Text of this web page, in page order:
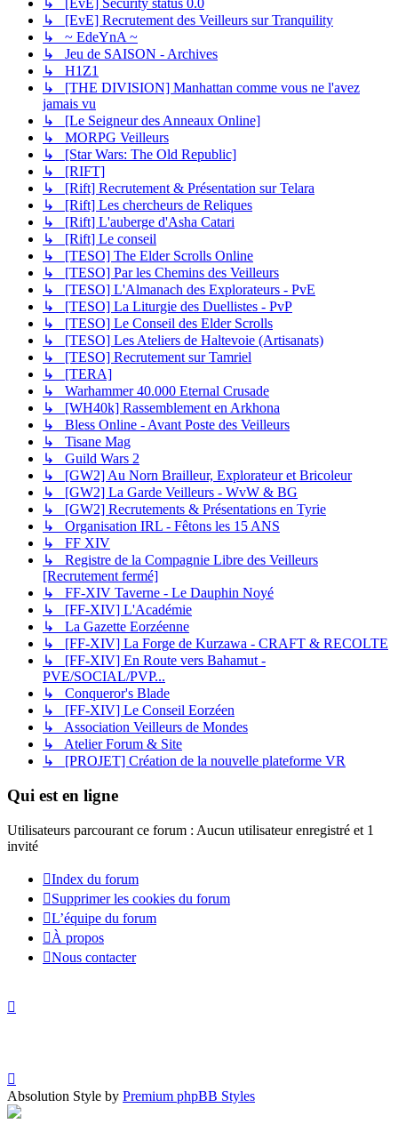
↳ [EvE] Security status 0.0
↳ [EvE] Recrutement des Veilleurs sur Tranquility
↳ ~ EdeYnA ~
↳ Jeu de SAISON - Archives
↳ H1Z1
↳ [THE DIVISION] Manhattan comme vous ne l'avez
jamais vu
↳ [Le Seigneur des Anneaux Online]
↳ MORPG Veilleurs
↳ [Star Wars: The Old Republic]
↳ [RIFT]
↳ [Rift] Recrutement & Présentation sur Telara
↳ [Rift] Les chercheurs de Reliques
↳ [Rift] L'auberge d'Asha Catari
↳ [Rift] Le conseil
↳ [TESO] The Elder Scrolls Online
↳ [TESO] Par les Chemins des Veilleurs
↳ [TESO] L'Almanach des Explorateurs - PvE
↳ [TESO] La Liturgie des Duellistes - PvP
↳ [TESO] Le Conseil des Elder Scrolls
↳ [TESO] Les Ateliers de Haltevoie (Artisanats)
↳ [TESO] Recrutement sur Tamriel
↳ [TERA]
↳ Warhammer 40.000 Eternal Crusade
↳ [WH40k] Rassemblement en Arkhona
↳ Bless Online - Avant Poste des Veilleurs
↳ Tisane Mag
↳ Guild Wars 2
↳ [GW2] Au Norn Brailleur, Explorateur et Bricoleur
↳ [GW2] La Garde Veilleurs - WvW & BG
↳ [GW2] Recrutements & Présentations en Tyrie
↳ Organisation IRL - Fêtons les 15 ANS
↳ FF XIV
↳ Registre de la Compagnie Libre des Veilleurs
[Recrutement fermé]
↳ FF-XIV Taverne - Le Dauphin Noyé
↳ [FF-XIV] L'Académie
↳ La Gazette Eorzéenne
↳ [FF-XIV] La Forge de Kurzawa - CRAFT & RECOLTE
↳ [FF-XIV] En Route vers Bahamut -
PVE/SOCIAL/PVP...
↳ Conqueror's Blade
↳ [FF-XIV] Le Conseil Eorzéen
↳ Association Veilleurs de Mondes
↳ Atelier Forum & Site
↳ [PROJET] Création de la nouvelle plateforme VR
Qui est en ligne
Utilisateurs parcourant ce forum : Aucun utilisateur enregistré et 1
invité
Index du forum
Supprimer les cookies du forum
L’équipe du forum
À propos
Nous contacter
Absolution Style by Premium phpBB Styles